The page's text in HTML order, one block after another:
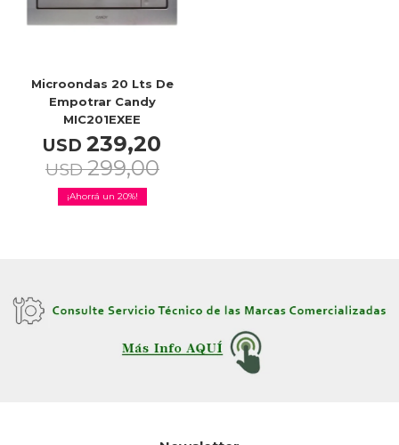
Microondas 20 Lts De
Empotrar Candy
MIC201EXEE
USD 239,20
USD 299,00
20